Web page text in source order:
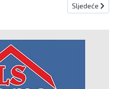
Vukšića s predstavnicima
Sljedeći
Sljedeće